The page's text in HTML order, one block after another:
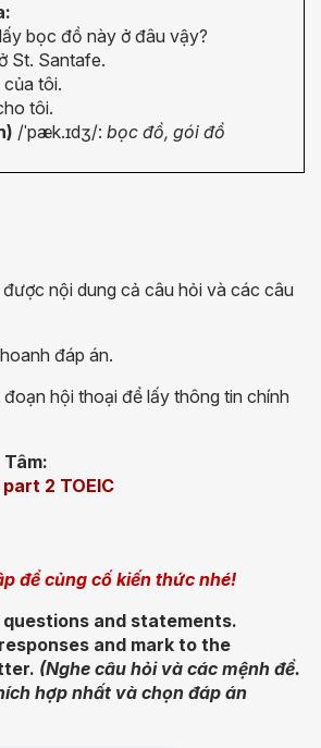
bọc đồ này ở đâu vậy?
St. Santafe.
của tôi.
tôi.
/ˈpæk.ɪdʒ/: bọc đồ, gói đồ
nội dung cả câu hỏi và các câu
đáp án.
hội thoại để lấy thông tin chính
Tâm:
2 TOEIC
để củng cố kiến thức nhé!
and statements.
and mark to the
(Nghe câu hỏi và các mệnh đề.
hợp nhất và chọn đáp án